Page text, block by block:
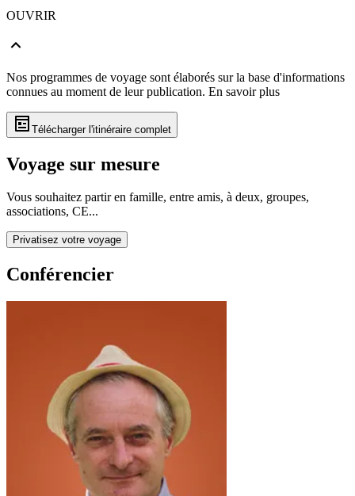
OUVRIR
Nos programmes de voyage sont élaborés sur la base d'informations
connues au moment de leur publication. En savoir plus
Télécharger l'itinéraire complet
Voyage sur mesure
Vous souhaitez partir en famille, entre amis, à deux, groupes,
associations, CE...
Privatisez votre voyage
Conférencier